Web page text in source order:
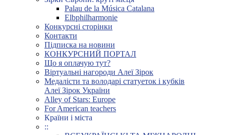
Palau de la Música Catalana
Elbphilharmonie
Конкурсні сторінки
Контакти
Підписка на новини
КОНКУРСНИЙ ПОРТАЛ
Що я оплачую тут?
Віртуальні нагороди Алеї Зірок
Медалісти та володарі статуеток і кубків
Алеї Зірок України
Alley of Stars: Europe
For American teachers
Країни і міста
::